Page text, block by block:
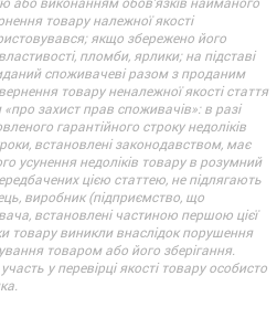
товару належної якості
якщо збережено його
пломби, ярлики; на підставі
споживачеві разом з проданим
товару неналежної якості стаття
«про захист прав споживачів»: в разі
гарантійного строку недоліків
встановлені законодавством, має
усунення недоліків товару в розумний
цією статтею, не підлягають
виробник (підприємство, що
встановлені частиною першою цієї
товару виникли внаслідок порушення
товаром або його зберігання.
у перевірці якості товару особисто